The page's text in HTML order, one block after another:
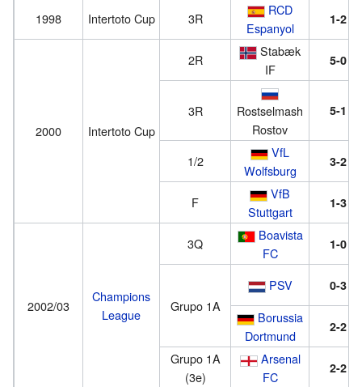
1998 Intertoto Cup 3R
RCD
Espanyol
1-2
2000 Intertoto Cup
2R
Stabæk
IF
5-0
3R
Rostselmash
Rostov
5-1
1/2
VfL
Wolfsburg
3-2
F
VfB
Stuttgart
1-3
2002/03
Champions
League
3Q
Boavista
FC
1-0
Grupo 1A
PSV 0-3
Borussia
Dortmund
2-2
Grupo 1A
(3e)
Arsenal
FC
2-2